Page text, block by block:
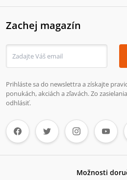
Zachej magazín
Prihláste sa do newslettra a získajte
ponukách, akciách a zľavách. Zo
odhlásiť.
Možnosti